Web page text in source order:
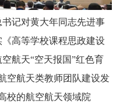
记对黄大年同志先进事
高等学校课程思政建设
航天“空天报国”红色育
空航天类教师团队建设发
校的航空航天领域院